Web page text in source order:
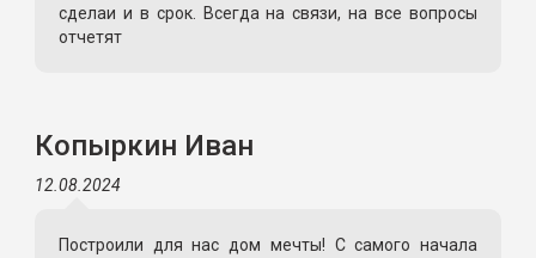
сделаи и в срок. Всегда на связи, на все вопросы
отчетят
Копыркин Иван
12.08.2024
Построили для нас дом мечты! С самого начала